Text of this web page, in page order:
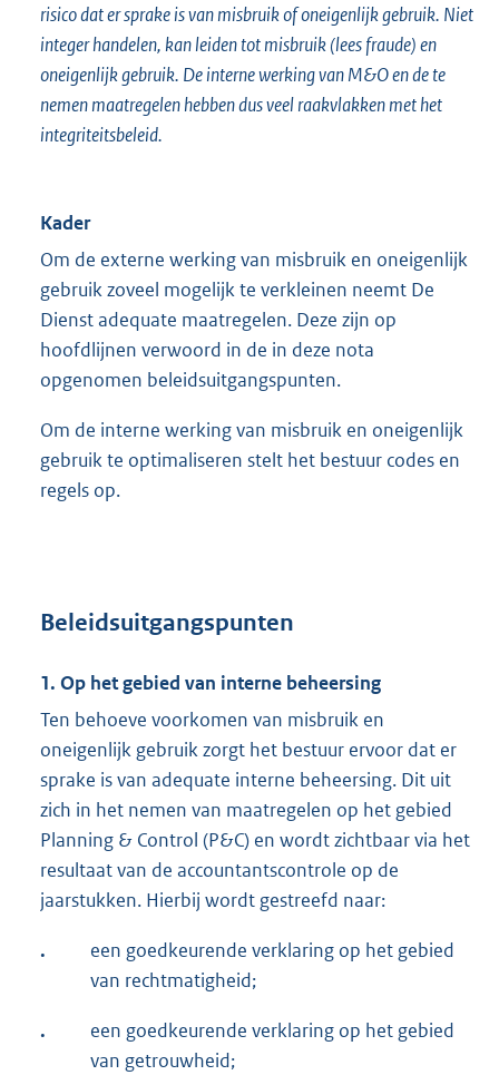
risico dat er sprake is van misbruik of oneigenlijk gebruik. Niet
integer handelen, kan leiden tot misbruik (lees fraude) en
oneigenlijk gebruik. De interne werking van M&O en de te
nemen maatregelen hebben dus veel raakvlakken met het
integriteitsbeleid.
Kader
Om de externe werking van misbruik en oneigenlijk
gebruik zoveel mogelijk te verkleinen neemt De
Dienst adequate maatregelen. Deze zijn op
hoofdlijnen verwoord in de in deze nota
opgenomen beleidsuitgangspunten.
Om de interne werking van misbruik en oneigenlijk
gebruik te optimaliseren stelt het bestuur codes en
regels op.
Beleidsuitgangspunten
1. Op het gebied van interne beheersing
Ten behoeve voorkomen van misbruik en
oneigenlijk gebruik zorgt het bestuur ervoor dat er
sprake is van adequate interne beheersing. Dit uit
zich in het nemen van maatregelen op het gebied
Planning & Control (P&C) en wordt zichtbaar via het
resultaat van de accountantscontrole op de
jaarstukken. Hierbij wordt gestreefd naar:
.
een goedkeurende verklaring op het gebied
van rechtmatigheid;
.
een goedkeurende verklaring op het gebied
van getrouwheid;